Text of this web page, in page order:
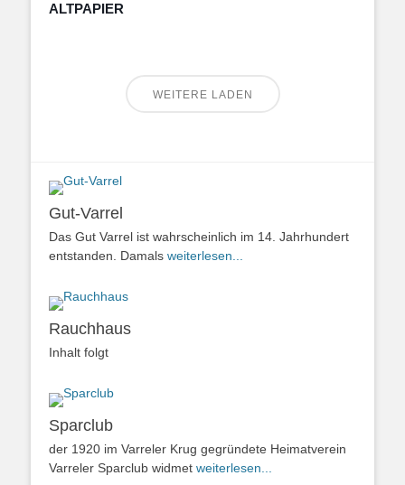
ALTPAPIER
WEITERE LADEN
Gut-Varrel
Das Gut Varrel ist wahrscheinlich im 14. Jahrhundert
entstanden. Damals weiterlesen...
Rauchhaus
Inhalt folgt
Sparclub
der 1920 im Varreler Krug gegründete Heimatverein
Varreler Sparclub widmet weiterlesen...